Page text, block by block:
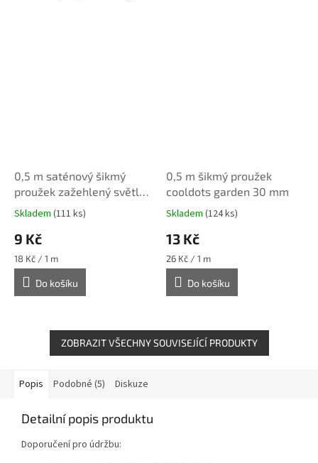
0,5 m saténový šikmý
proužek zažehlený světle
zelený 18 mm
Skladem (111 ks)
9 Kč
Měrná
cena:
18 Kč / 1 m
Do košíku
0,5 m šikmý proužek
cooldots garden 30 mm
Skladem (124 ks)
13 Kč
Měrná
cena:
26 Kč / 1 m
Do košíku
ZOBRAZIT VŠECHNY SOUVISEJÍCÍ PRODUKTY
Popis Podobné (5) Diskuze
Detailní popis produktu
Doporučení pro údržbu: